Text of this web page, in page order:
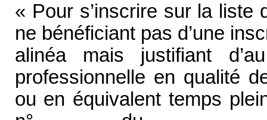
« Pour s’inscrire sur la liste
ne bénéficiant pas d’une
alinéa mais justifiant
professionnelle en qualité
ou en équivalent temps